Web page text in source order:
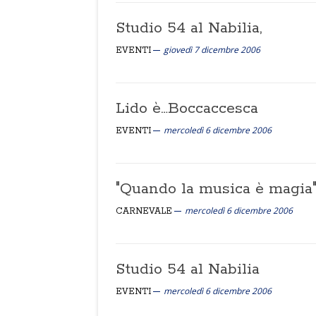
Studio 54 al Nabilia,
EVENTI giovedì 7 dicembre 2006
Lido è…Boccaccesca
EVENTI mercoledì 6 dicembre 2006
"Quando la musica è magia"
CARNEVALE mercoledì 6 dicembre 2006
Studio 54 al Nabilia
EVENTI mercoledì 6 dicembre 2006